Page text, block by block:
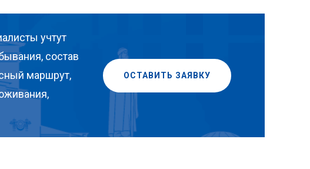
учтут
состав
маршрут,
ОСТАВИТЬ ЗАЯВКУ